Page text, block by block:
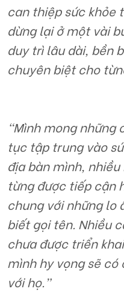
can thiệp sức khỏe
dừng lại ở một vài
duy trì lâu dài, bền
chuyên biệt cho
“Mình mong
tục tập trung vào
địa bàn mình,
từng được tiếp cận
chung với những lo
biết gọi tên. Nhiều
chưa được triển
mình hy vọng sẽ
với họ.”